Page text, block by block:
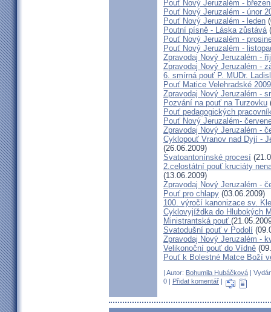
Pouť Nový Jeruzalém -
Pouť Nový Jeruzalém - únor
Pouť Nový Jeruzalém - leden
Poutní písně - Láska zůstává
Pouť Nový Jeruzalém -
Pouť Nový Jeruzalém -
Zpravodaj Nový Jeruzalém -
Zpravodaj Nový Jeruzalém -
6. smírná pouť P. MUDr.
Pouť Matice Velehradské 2009
Zpravodaj Nový Jeruzalém -
Pozvání na pouť na Turzovku
Pouť pedagogických
Pouť Nový Jeruzalém-
Zpravodaj Nový Jeruzalém -
Cyklopouť Vranov nad Dyjí -
(26.06.2009)
Svatoantonínské procesí
2.celostátní pouť kruciáty
(13.06.2009)
Zpravodaj Nový Jeruzalém -
Pouť pro chlapy (03.06.2009)
100. výročí kanonizace sv.
Cyklovyjíždka do Hlubokých
Ministrantská pouť
Svatodušní pouť v Podolí
Zpravodaj Nový Jeruzalém -
Velikonoční pouť do Vídně
Pouť k Bolestné Matce Boží
| Autor: Bohumila Hubáčková |
0 | Přidat komentář |